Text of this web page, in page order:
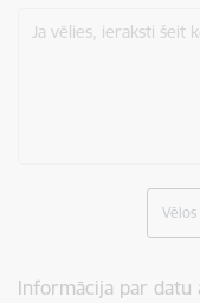
Ja vēlies, ieraksti šeit
Informācija par datu